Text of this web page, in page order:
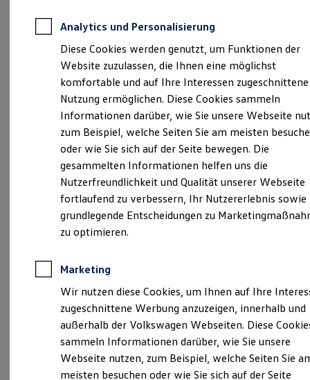
Für Gewerbekunden
Profi Paket
TopDeal
Gebrauchtwagen
ProfiPartner für Gebrauchtwagen
Zertifizierte Gebrauchtwagen
Finanzierung
Für Privatkunden
Für Gewerbekunden
Leasing
Für Privatkunden
Für Gewerbekunden
Versicherungen & Garantien
Garantien
Kfz-Versicherung für Nutzfahrzeuge
Restschuldversicherung
Wartungsverträge
Besitzer & Service
Sommer-Special
Reparatur, Pflege & Inspektion
Servicetermin anfragen
Service-Vorteile bei Volkswagen Nutzfahrzeuge
Economy Service
Räder & Reifen Service
Ersatzfahrzeuge
Notdienst und Pannenhilfe
Verantwortlich für die Inhalte auf dieser Seite ist die Graf
Hardenberg GmbH - Co.KG (Impressum & Rechtliches)
Otto-Hahn-Straße 3, 77652 Offenburg
info.og@grafhardenberg.de
+49 781 92020
Montag-Freitag 08:00-18:00 Uhr
Samstag
09:00 -13:00 Uhr
Ansprechpartner
Termin vereinbaren
Analytics und Personalisierung
Diese Cookies werden genutzt, um Funktionen der
Website zuzulassen, die Ihnen eine möglichst
komfortable und auf Ihre Interessen zugeschnittene
Nutzung ermöglichen. Diese Cookies sammeln
Informationen darüber, wie Sie unsere Webseite
zum Beispiel, welche Seiten Sie am meisten
oder wie Sie sich auf der Seite bewegen. Die
gesammelten Informationen helfen uns die
Nutzerfreundlichkeit und Qualität unserer Webseite
fortlaufend zu verbessern, Ihr Nutzererlebnis sowie
grundlegende Entscheidungen zu
zu optimieren.
Marketing
Wir nutzen diese Cookies, um Ihnen auf Ihre
zugeschnittene Werbung anzuzeigen, innerhalb und
außerhalb der Volkswagen Webseiten. Diese
sammeln Informationen darüber, wie Sie unsere
Webseite nutzen, zum Beispiel, welche Seiten Sie
meisten besuchen oder wie Sie sich auf der Seite